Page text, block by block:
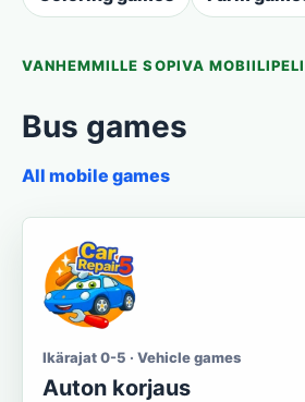
VANHEMMILLE SOPIVA MOBIILIPELI
Bus games
All mobile games
Ikärajat 0-5 · Vehicle games
Auton korjaus